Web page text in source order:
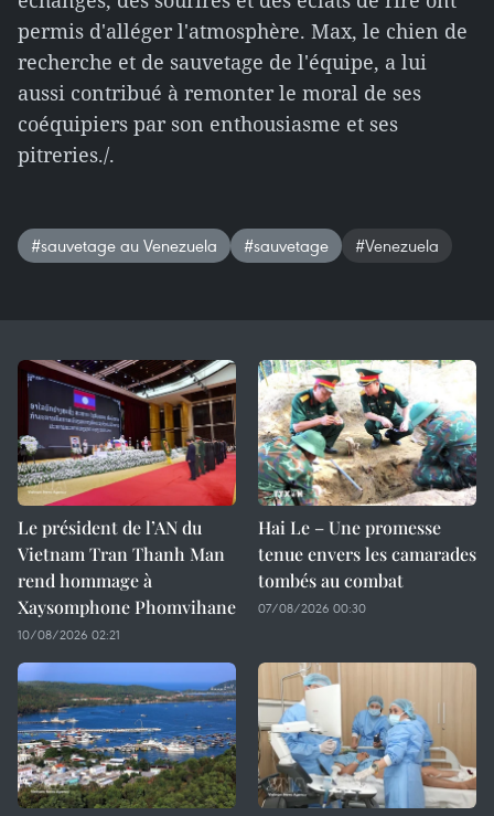
permis d'alléger l'atmosphère. Max, le chien de
recherche et de sauvetage de l'équipe, a lui
aussi contribué à remonter le moral de ses
coéquipiers par son enthousiasme et ses
pitreries./.
#sauvetage au Venezuela #sauvetage #Venezuela
Le président de l’AN du
Vietnam Tran Thanh Man
rend hommage à
Xaysomphone Phomvihane
10/08/2026 02:21
Hai Le – Une promesse
tenue envers les camarades
tombés au combat
07/08/2026 00:30